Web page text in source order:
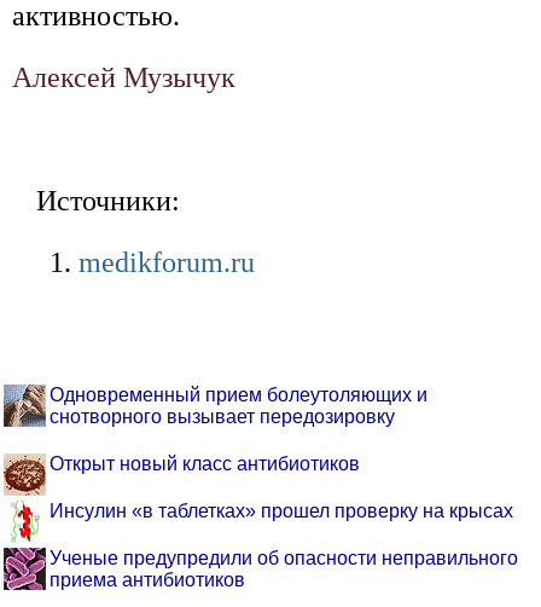
активностью.
Алексей Музычук
Источники:
medikforum.ru
Одновременный прием болеутоляющих и
снотворного вызывает передозировку
Открыт новый класс антибиотиков
Инсулин «в таблетках» прошел проверку на крысах
Ученые предупредили об опасности неправильного
приема антибиотиков